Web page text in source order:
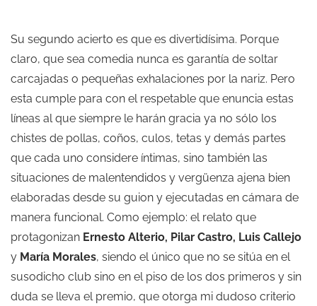
Su segundo acierto es que es divertidísima. Porque
claro, que sea comedia nunca es garantía de soltar
carcajadas o pequeñas exhalaciones por la nariz. Pero
esta cumple para con el respetable que enuncia estas
líneas al que siempre le harán gracia ya no sólo los
chistes de pollas, coños, culos, tetas y demás partes
que cada uno considere íntimas, sino también las
situaciones de malentendidos y vergüenza ajena bien
elaboradas desde su guion y ejecutadas en cámara de
manera funcional. Como ejemplo: el relato que
protagonizan Ernesto Alterio, Pilar Castro, Luis Callejo
y María Morales, siendo el único que no se sitúa en el
susodicho club sino en el piso de los dos primeros y sin
duda se lleva el premio, que otorga mi dudoso criterio